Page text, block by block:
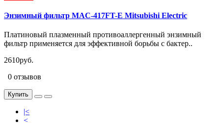
Энзимный фильтр MAC-417FT-E Mitsubishi Electric
Платиновый плазменный противоаллергенный энзимный
фильтр применяется для эффективной борьбы с бактер..
2610руб.
0 отзывов
Купить
|<
<